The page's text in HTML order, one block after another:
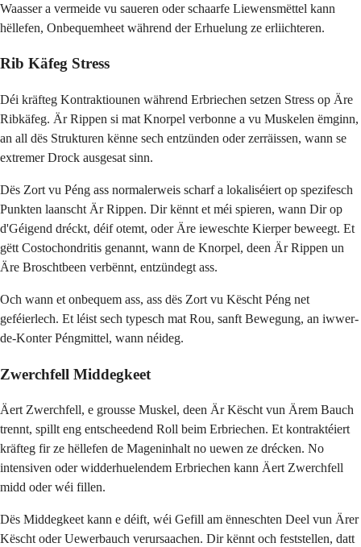
Waasser a vermeide vu saueren oder schaarfe Liewensmëttel kann
hëllefen, Onbequemheet während der Erhuelung ze erliichteren.
Rib Käfeg Stress
Déi kräfteg Kontraktiounen während Erbriechen setzen Stress op Äre
Ribkäfeg. Är Rippen si mat Knorpel verbonne a vu Muskelen ëmginn,
an all dës Strukturen kënne sech entzünden oder zerräissen, wann se
extremer Drock ausgesat sinn.
Dës Zort vu Péng ass normalerweis scharf a lokaliséiert op spezifesch
Punkten laanscht Är Rippen. Dir kënnt et méi spieren, wann Dir op
d'Géigend dréckt, déif otemt, oder Äre ieweschte Kierper beweegt. Et
gëtt Costochondritis genannt, wann de Knorpel, deen Är Rippen un
Äre Broschtbeen verbënnt, entzündegt ass.
Och wann et onbequem ass, ass dës Zort vu Këscht Péng net
geféierlech. Et léist sech typesch mat Rou, sanft Bewegung, an iwwer-
de-Konter Péngmittel, wann néideg.
Zwerchfell Middegkeet
Äert Zwerchfell, e grousse Muskel, deen Är Këscht vun Ärem Bauch
trennt, spillt eng entscheedend Roll beim Erbriechen. Et kontraktéiert
kräfteg fir ze hëllefen de Mageninhalt no uewen ze drécken. No
intensiven oder widderhuelendem Erbriechen kann Äert Zwerchfell
midd oder wéi fillen.
Dës Middegkeet kann e déift, wéi Gefill am ënneschten Deel vun Ärer
Këscht oder Uewerbauch verursaachen. Dir kënnt och feststellen, datt